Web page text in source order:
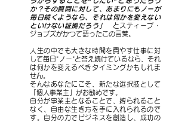
か？その質問に対して、あまりにもノーが
毎日続くようなら、それは何かを変えない
といけない証拠だろう」
とスティーブ・
ジョブズがかつて語ったこの言葉。
人生の中でも大きな時間を費やす仕事に対
して毎日"ノー"と答え続けているなら、それ
は何かを変えるべきタイミングかもしれま
せん。
そんなあなたにこそ、新たな選択肢として
「個人事業主」がお勧めです。
自分が事業主となることで、縛られること
なく、自由な生き方を手に入れられるので
す。自分の力でビジネスを創造し、成功の